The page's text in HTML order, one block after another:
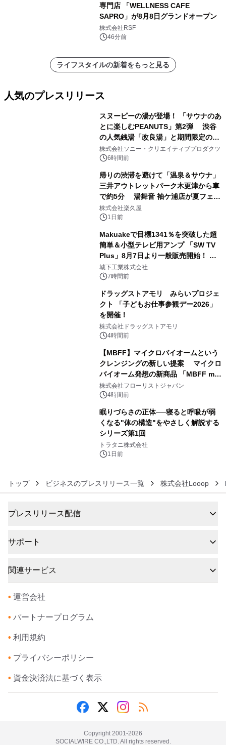
専門店 「WELLNESS CAFE
SAPRO」が8月8日グランドオープン
株式会社RSF
46分前
ライフスタイルの新着をもっと見る
人気のプレスリリース
スヌーピーの湯が登場！ 「サウナのあ
とに楽しむPEANUTS」第2弾 渋谷
の人気銭湯「改良湯」と期間限定のコ
ラボレーション サウナイキタイコラ
ボグッズも発売決定！
株式会社ソニー・クリエイティブプロダクツ
6時間前
帰りの渋滞を避けて「温泉＆サウナ」
三井アウトレットパーク木更津から車
で約5分 湯舞音 袖ケ浦店が夏フェア
メニューを提供
株式会社楽久屋
1日前
Makuakeで目標1341％を突破した超
簡単＆小型テレビ用アンプ 「SW TV
Plus」8月7日より一般販売開始！ ケ
ーブル1本つなぐだけ、テレビの音が
ぐっと豊かに
城下工業株式会社
7時間前
ドラッグストアモリ みらいプロジェ
クト 「子どもお仕事参観デー2026」
を開催！
株式会社ドラッグストアモリ
4時間前
【MBFF】マイクロバイオームという
クレンジングの新しい提案 マイクロ
バイオーム発想の新商品 「MBFF mb
クレンジングPRO」を2026年8月6日
発売
株式会社フローリストジャパン
4時間前
眠りづらさの正体──寝ると呼吸が弱
くなる"体の構造"をやさしく解説する
シリーズ第1回
トラタニ株式会社
1日前
トップ ビジネスのプレスリリース一覧 株式会社Looop
プレスリリース配信
サポート
関連サービス
• 運営会社
• パートナープログラム
• 利用規約
• プライバシーポリシー
• 資金決済法に基づく表示
Copyright 2001-2026
SOCIALWIRE CO.,LTD. All rights reserved.